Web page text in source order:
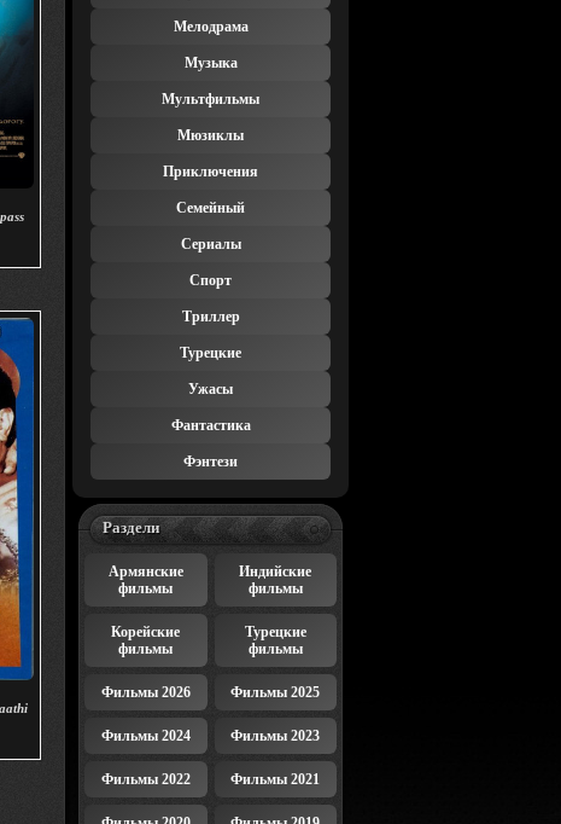
Мелодрама
Музыка
Мультфильмы
Мюзиклы
Приключения
Семейный
Сериалы
Спорт
Триллер
Турецкие
Ужасы
Фантастика
Фэнтези
Раздели
Армянские
фильмы
Индийские
фильмы
Корейские
фильмы
Турецкие
фильмы
Фильмы 2026 Фильмы 2025
Фильмы 2024 Фильмы 2023
Фильмы 2022 Фильмы 2021